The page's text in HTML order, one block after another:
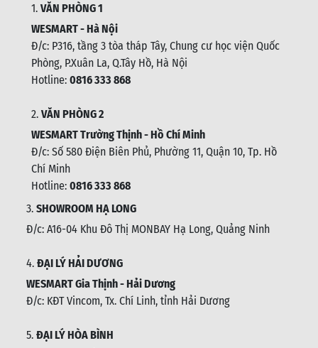
1. VĂN PHÒNG 1
WESMART - Hà Nội
Đ/c: P316, tầng 3 tòa tháp Tây, Chung cư học viện Quốc
Phòng, P.Xuân La, Q.Tây Hồ, Hà Nội
Hotline: 0816 333 868
2. VĂN PHÒNG 2
WESMART Trường Thịnh - Hồ Chí Minh
Đ/c: Số 580 Điện Biên Phủ, Phường 11, Quận 10, Tp. Hồ
Chí Minh
Hotline: 0816 333 868
3. SHOWROOM HẠ LONG
Đ/c: A16-04 Khu Đô Thị MONBAY Hạ Long, Quảng Ninh
4. ĐẠI LÝ HẢI DƯƠNG
WESMART Gia Thịnh - Hải Dương
Đ/c: KĐT Vincom, Tx. Chí Linh, tỉnh Hải Dương
5. ĐẠI LÝ HÒA BÌNH